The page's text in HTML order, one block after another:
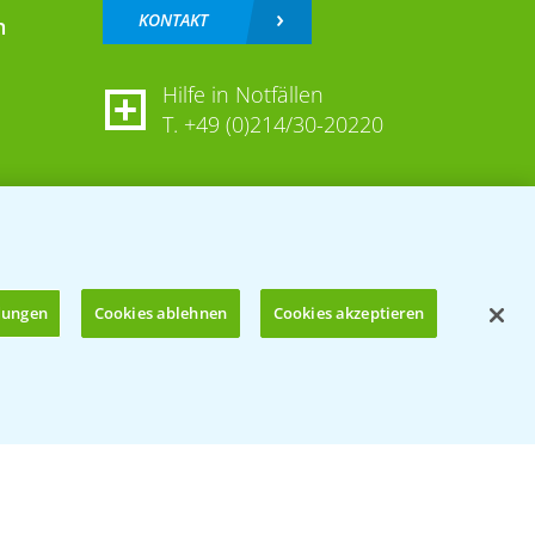
KONTAKT
Hilfe in Notfällen
T. +49 (0)214/30-20220
Cookies ablehnen Cookies akzeptieren